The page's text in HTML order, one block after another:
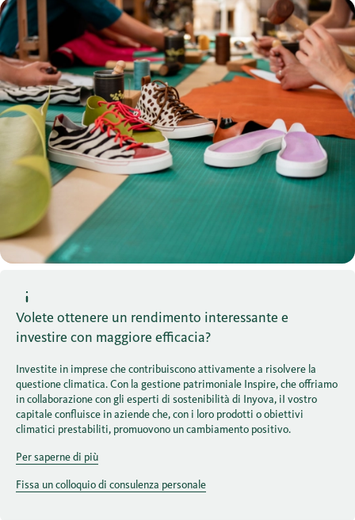
Volete ottenere un rendimento interessante e
investire con maggiore efficacia?
Investite in imprese che contribuiscono attivamente a risolvere la
questione climatica. Con la gestione patrimoniale Inspire, che offriamo
in collaborazione con gli esperti di sostenibilità di Inyova, iI vostro
capitale confluisce in aziende che, con i loro prodotti o obiettivi
climatici prestabiliti, promuovono un cambiamento positivo.
Per saperne di più
Fissa un colloquio di consulenza personale